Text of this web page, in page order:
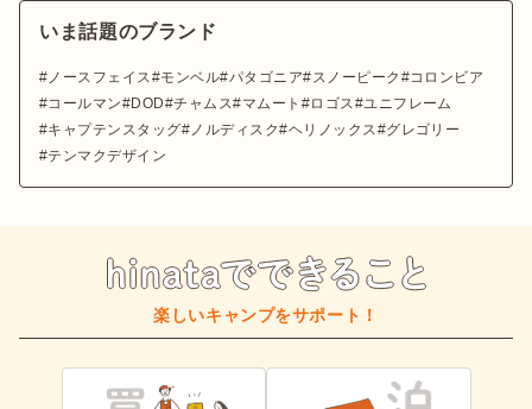
いま話題のブランド
ノースフェイス モンベル パタゴニア スノーピーク
コロンビア
コールマン
DOD チャムス マムート ロゴス
ユニフレーム
キャプテンスタッグ
ノルディスク ヘリノックス
グレゴリー
テンマクデザイン
楽しいキャンプをサポート！